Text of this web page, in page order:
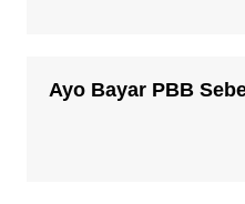
Ayo Bayar PBB